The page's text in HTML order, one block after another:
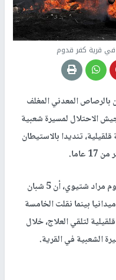
قرية كفر قدوم
شبان بالرصاص المعدني المغلف
الاحتلال لمسيرة شعبية
تنديدا بالاستيطان
وذكر منسق المقاومة الشعبية في كفر قدوم مراد شتيوي، أن 5 شبان
أصيبوا بالرصاص المعدني، عولج منهم 4 ميدانيا بينما نقلت الخامسة
لتلقي العلاج، خلال
الشعبية في القرية.